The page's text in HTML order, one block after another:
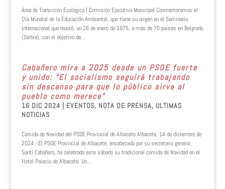
Área de Transición Ecológica | Comisión Ejecutiva Municipal Conmemoramos el
Día Mundial de la Educación Ambiental, que tiene su origen en el Seminario
Internacional que reunió, un 26 de enero de 1975, a más de 70 países en Belgrado
(Serbia), con el objetivo de...
Cabañero mira a 2025 desde un PSOE fuerte
y unido: “El socialismo seguirá trabajando
sin descanso para que lo público sirva al
pueblo como merece”
16 DIC 2024 | EVENTOS, NOTA DE PRENSA, ULTIMAS
NOTICIAS
Comida de Navidad del PSOE Provincial de Albacete Albacete, 14 de diciembre de
2024.- El PSOE Provincial de Albacete, encabezado por su secretario general,
Santi Cabañero, ha celebrado este sábado su tradicional comida de Navidad en el
Hotel Palacio de Albacete. Un...